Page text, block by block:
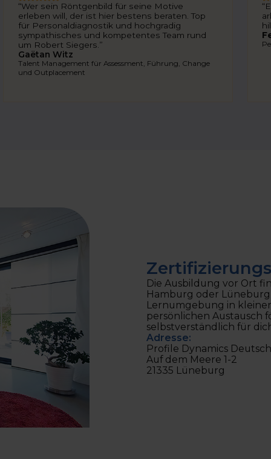
“Wer sein Röntgenbild für seine Motive
erleben will, der ist hier bestens beraten. Top
für Personaldiagnostik und hochgradig
sympathisches und kompetentes Team rund
um Robert Siegers.”
Gaëtan Witz
Talent Management für Assessment, Führung, Change
und Outplacement
Die Ausbildung vor Ort
Hamburg oder
Lernumgebung in
persönlichen Austausch
selbstverständlich für
Adresse:
Profile Dynamics
Auf dem Meere 1-2
21335 Lüneburg